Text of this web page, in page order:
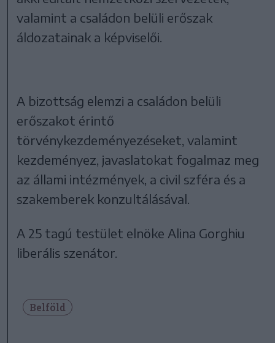
valamint a családon belüli erőszak
áldozatainak a képviselői.
A bizottság elemzi a családon belüli
erőszakot érintő
törvénykezdeményezéseket, valamint
kezdeményez, javaslatokat fogalmaz meg
az állami intézmények, a civil szféra és a
szakemberek konzultálásával.
A 25 tagú testület elnöke Alina Gorghiu
liberális szenátor.
Belföld